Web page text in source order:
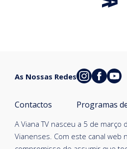
A Viana TV nasceu a 5 de
Vianenses. Com este canal web
Contactos Programas
As Nossas Redes